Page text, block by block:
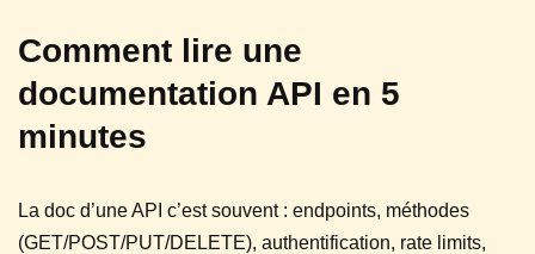
Comment lire une
documentation API en 5
minutes
La doc d’une API c’est souvent : endpoints, méthodes
(GET/POST/PUT/DELETE), authentification, rate limits,